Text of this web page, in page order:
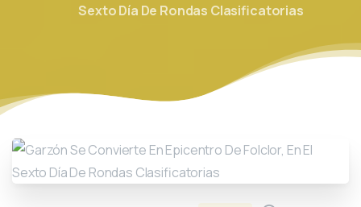
Sexto Día De Rondas Clasificatorias